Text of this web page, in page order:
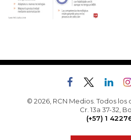
© 2026, RCN Medios. Todos
Cr. 13a 37-32,
(+57) 1